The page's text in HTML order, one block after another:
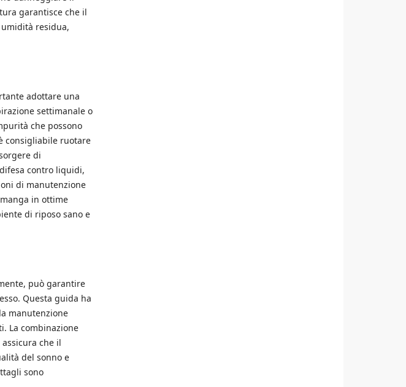
garantisce che il
residua,
adottare una
settimanale o
che possono
consigliabile ruotare
di
contro liquidi,
di manutenzione
in ottime
di riposo sano e
può garantire
Questa guida ha
manutenzione
La combinazione
che il
del sonno e
sono